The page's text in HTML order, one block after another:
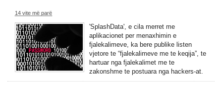
14 vite më parë
'SplashData', e cila merret me
aplikacionet per menaxhimin e
fjalekalimeve, ka bere publike listen
vjetore te “fjalekalimeve me te keqija”, te
hartuar nga fjalekalimet me te
zakonshme te postuara nga hackers-at.